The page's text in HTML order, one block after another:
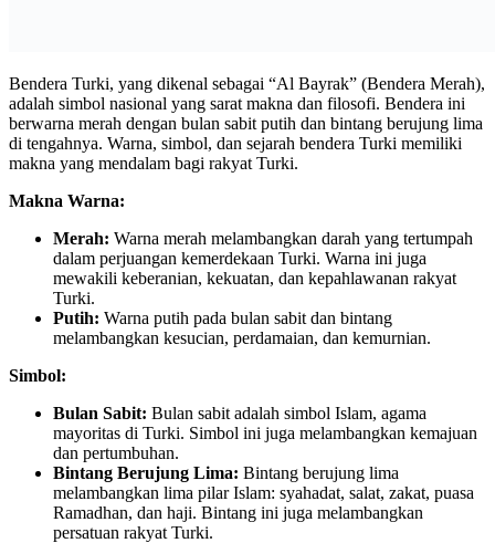
Bendera Turki, yang dikenal sebagai “Al Bayrak” (Bendera Merah),
adalah simbol nasional yang sarat makna dan filosofi. Bendera ini
berwarna merah dengan bulan sabit putih dan bintang berujung lima
di tengahnya. Warna, simbol, dan sejarah bendera Turki memiliki
makna yang mendalam bagi rakyat Turki.
Makna Warna:
Merah: Warna merah melambangkan darah yang tertumpah
dalam perjuangan kemerdekaan Turki. Warna ini juga
mewakili keberanian, kekuatan, dan kepahlawanan rakyat
Turki.
Putih: Warna putih pada bulan sabit dan bintang
melambangkan kesucian, perdamaian, dan kemurnian.
Simbol:
Bulan Sabit: Bulan sabit adalah simbol Islam, agama
mayoritas di Turki. Simbol ini juga melambangkan kemajuan
dan pertumbuhan.
Bintang Berujung Lima: Bintang berujung lima
melambangkan lima pilar Islam: syahadat, salat, zakat, puasa
Ramadhan, dan haji. Bintang ini juga melambangkan
persatuan rakyat Turki.